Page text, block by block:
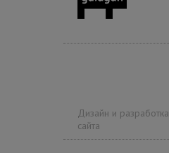
Дизайн и разработка
сайта